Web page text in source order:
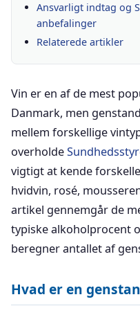
Ansvarligt indtag og
anbefalinger
Relaterede artikler
Vin er en af de mest
Danmark, men
mellem forskellige
overholde
vigtigt at kende
hvidvin, rosé,
artikel gennemgår de
typiske alkoholprocent
beregner antallet af
Hvad er en